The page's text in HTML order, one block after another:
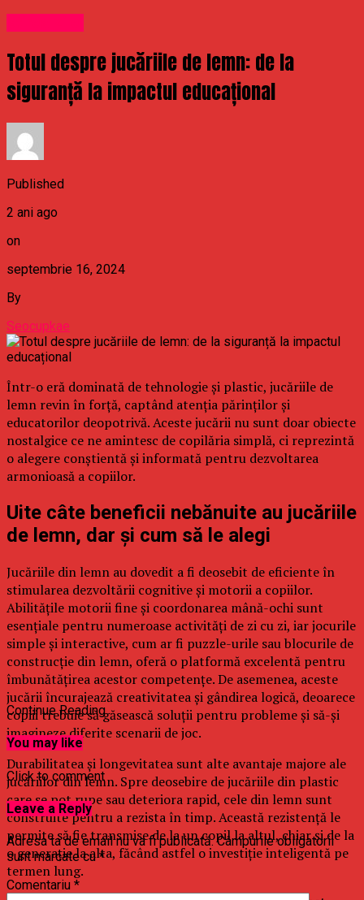
Totul despre jucăriile de lemn: de la
siguranță la impactul educațional
Published
2 ani ago
on
septembrie 16, 2024
By
Seocupkae
Într-o eră dominată de tehnologie și plastic, jucăriile de
lemn revin în forță, captând atenția părinților și
educatorilor deopotrivă. Aceste jucării nu sunt doar obiecte
nostalgice ce ne amintesc de copilăria simplă, ci reprezintă
o alegere conștientă și informată pentru dezvoltarea
armonioasă a copiilor.
Uite câte beneficii nebănuite au jucăriile
de lemn, dar și cum să le alegi
Jucăriile din lemn au dovedit a fi deosebit de eficiente în
stimularea dezvoltării cognitive și motorii a copiilor.
Abilitățile motorii fine și coordonarea mână-ochi sunt
esențiale pentru numeroase activități de zi cu zi, iar jocurile
simple și interactive, cum ar fi puzzle-urile sau blocurile de
construcție din lemn, oferă o platformă excelentă pentru
îmbunătățirea acestor competențe. De asemenea, aceste
jucării încurajează creativitatea și gândirea logică, deoarece
copiii trebuie să găsească soluții pentru probleme și să-și
imagineze diferite scenarii de joc.
Durabilitatea și longevitatea sunt alte avantaje majore ale
jucăriilor din lemn. Spre deosebire de jucăriile din plastic
care se pot rupe sau deteriora rapid, cele din lemn sunt
construite pentru a rezista în timp. Această rezistență le
permite să fie transmise de la un copil la altul, chiar și de la
o generație la alta, făcând astfel o investiție inteligentă pe
termen lung.
Continue Reading
You may like
Click to comment
Leave a Reply
Adresa ta de email nu va fi publicată. Câmpurile obligatorii
sunt marcate cu*
Comentariu *